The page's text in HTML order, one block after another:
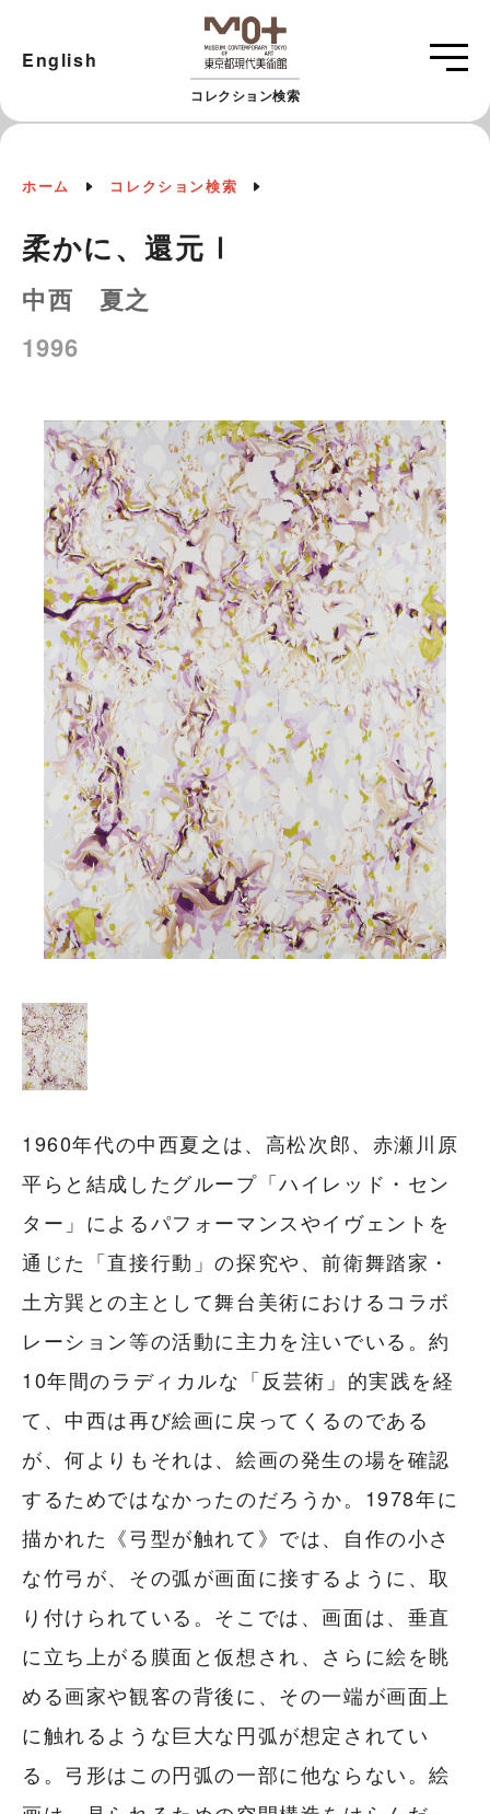
コレクション検索
English
ホーム コレクション検索
柔かに、還元Ⅰ
中西 夏之
1996
1960年代の中西夏之は、高松次郎、赤瀬川原
平らと結成したグループ「ハイレッド・セン
ター」によるパフォーマンスやイヴェントを
通じた「直接行動」の探究や、前衛舞踏家・
土方巽との主として舞台美術におけるコラボ
レーション等の活動に主力を注いでいる。約
10年間のラディカルな「反芸術」的実践を経
て、中西は再び絵画に戻ってくるのである
が、何よりもそれは、絵画の発生の場を確認
するためではなかったのだろうか。1978年に
描かれた《弓型が触れて》では、自作の小さ
な竹弓が、その弧が画面に接するように、取
り付けられている。そこでは、画面は、垂直
に立ち上がる膜面と仮想され、さらに絵を眺
める画家や観客の背後に、その一端が画面上
に触れるような巨大な円弧が想定されてい
る。弓形はこの円弧の一部に他ならない。絵